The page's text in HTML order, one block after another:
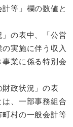
等」欄の数値と
の表中、「公営
実施に伴う収入
業に係る特別会
政状況」の表
、一部事務組合
村の一般会計等